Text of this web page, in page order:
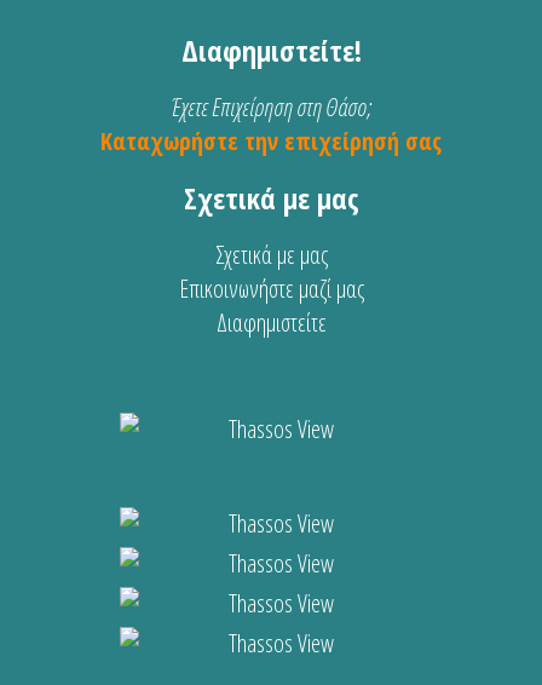
Διαφημιστείτε!
Έχετε Επιχείρηση στη Θάσο;
Καταχωρήστε την επιχείρησή σας
Σχετικά με μας
Σχετικά με μας
Επικοινωνήστε μαζί μας
Διαφημιστείτε